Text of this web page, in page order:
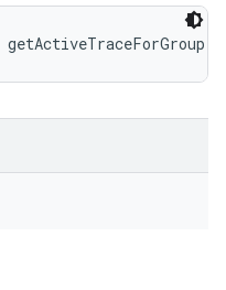
getActiveTraceForGroup